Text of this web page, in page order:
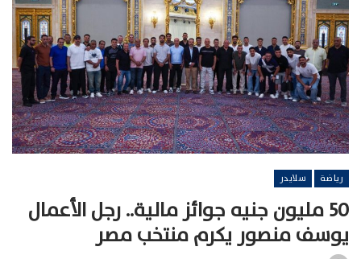
رياضة سلايدر
50 مليون جنيه جوائز مالية.. رجل الأعمال
يوسف منصور يكرم منتخب مصر